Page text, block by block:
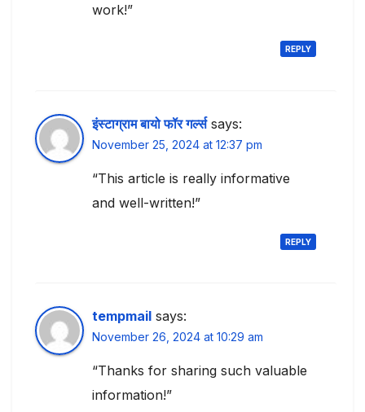
work!”
REPLY
इंस्टाग्राम बायो फॉर गर्ल्स says:
November 25, 2024 at 12:37 pm
“This article is really informative
and well-written!”
REPLY
tempmail says:
November 26, 2024 at 10:29 am
“Thanks for sharing such valuable
information!”